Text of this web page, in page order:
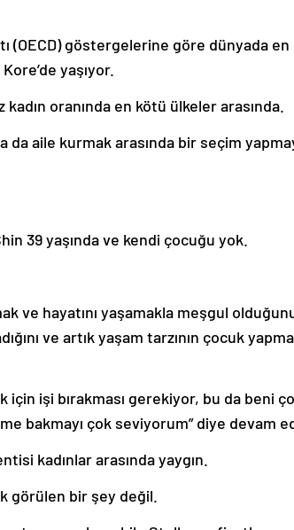
(OECD) göstergelerine göre dünyada en
yaşıyor.
oranında en kötü ülkeler arasında.
da aile kurmak arasında bir seçim
39 yaşında ve kendi çocuğu yok.
ve hayatını yaşamakla meşgul
ve artık yaşam tarzının çocuk
için işi bırakması gerekiyor, bu da beni
bakmayı çok seviyorum” diye devam
kadınlar arasında yaygın.
görülen bir şey değil.